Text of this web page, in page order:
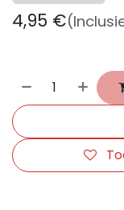
4,95 €